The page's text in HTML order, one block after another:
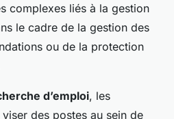
complexes liés à la gestion
le cadre de la gestion des
ou de la protection
d’emploi, les
des postes au sein de